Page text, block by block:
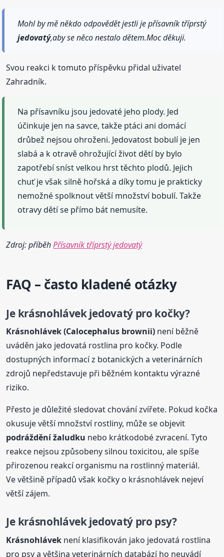
Mohl by mě někdo odpovědět jestli je přísavník tříprstý
jedovatý,aby se něco nestalo dětem.Moc děkuji.
Svou reakci k tomuto příspěvku přidal uživatel
Zahradník.
Na přísavníku jsou jedovaté jeho plody. Jed
účinkuje jen na savce, takže ptáci ani domácí
drůbež nejsou ohroženi. Jedovatost bobulí je jen
slabá a k otravě ohrožující život dětí by bylo
zapotřebí sníst velkou hrst těchto plodů. Jejich
chuť je však silně hořská a díky tomu je prakticky
nemožné spolknout větší množství bobulí. Takže
otravy dětí se přímo bát nemusíte.
Zdroj: příběhPřísavník tříprstý jedovatý
FAQ – často kladené otázky
Je krásnohlávekjedovatý pro kočky?
Krásnohlávek (Calocephalus brownii) není běžně
uváděn jako jedovatá rostlina pro kočky. Podle
dostupných informací z botanických a veterinárních
zdrojů nepředstavuje při běžném kontaktu výrazné
riziko.
Přesto je důležité sledovat chování zvířete. Pokud kočka
okusuje větší množství rostliny, může se objevit
podráždění žaludku nebo krátkodobé zvracení. Tyto
reakce nejsou způsobeny silnou toxicitou, ale spíše
přirozenou reakcí organismu na rostlinný materiál.
Ve většině případů však kočky o krásnohlávek nejeví
větší zájem.
Je krásnohlávekjedovatý pro psy?
Krásnohlávek není klasifikován jako jedovatá rostlina
pro psy a většina veterinárních databází ho neuvádí